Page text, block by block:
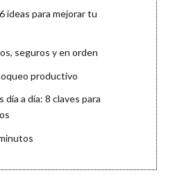
ideas para mejorar tu
seguros y en orden
productivo
día a día: 8 claves para